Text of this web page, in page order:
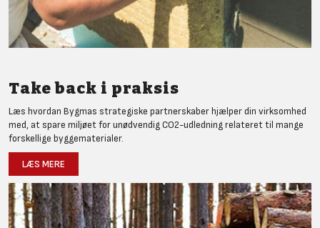
Take back i praksis
Læs hvordan Bygmas strategiske partnerskaber hjælper din virksomhed
med, at spare miljøet for unødvendig CO2-udledning relateret til mange
forskellige byggematerialer.
LÆS MERE